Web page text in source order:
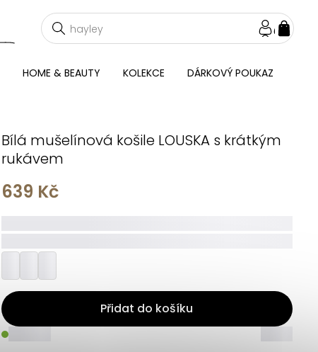
HOME & BEAUTY KOLEKCE DÁRKOVÝ POUKAZ
Bílá mušelínová košile LOUSKA s krátkým
rukávem
639 Kč
Přidat do košíku
_____